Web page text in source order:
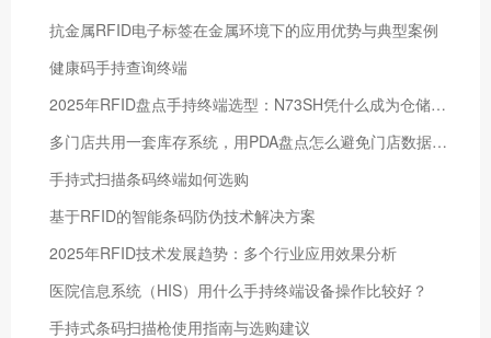
抗金属RFID电子标签在金属环境下的应用优势与典型案例
健康码手持查询终端
2025年RFID盘点手持终端选型：N73SH凭什么成为仓储盘点神器？
多门店共用一套库存系统，用PDA盘点怎么避免门店数据串掉？
手持式扫描条码终端如何选购
基于RFID的智能条码防伪技术解决方案
2025年RFID技术发展趋势：多个行业应用效果分析
医院信息系统（HIS）用什么手持终端设备操作比较好？
手持式条码扫描枪使用指南与选购建议